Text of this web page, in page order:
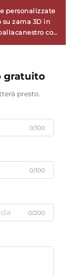
personalizzate
su zama 3D in
con
gratuito
presto.
0/100
0/100
0/200